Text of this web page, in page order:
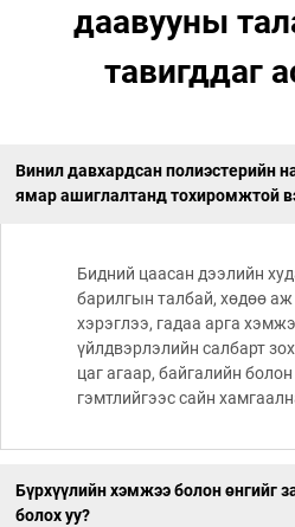
даавууны
тавигддаг
Винил давхардсан полиэстерийн
ямар ашиглалтанд тохиромжтой
Бидний цаасан дээлийн
барилгын талбай, хөдөө аж
хэрэглээ, гадаа арга
үйлдвэрлэлийн салбарт
цаг агаар, байгалийн
гэмтлийгээс сайн
Бүрхүүлийн хэмжээ болон өнгийг
болох уу?